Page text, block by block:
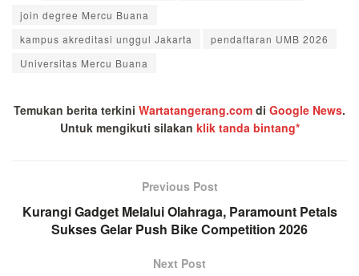
join degree Mercu Buana
kampus akreditasi unggul Jakarta
pendaftaran UMB 2026
Universitas Mercu Buana
Temukan berita terkini Wartatangerang.com di Google News.
Untuk mengikuti silakan klik tanda bintang*
Previous Post
Kurangi Gadget Melalui Olahraga, Paramount Petals
Sukses Gelar Push Bike Competition 2026
Next Post